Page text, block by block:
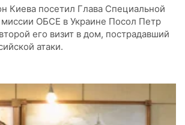
Киева посетил Глава Специальной
ОБСЕ в Украине Посол Петр
его визит в дом, пострадавший
атаки.